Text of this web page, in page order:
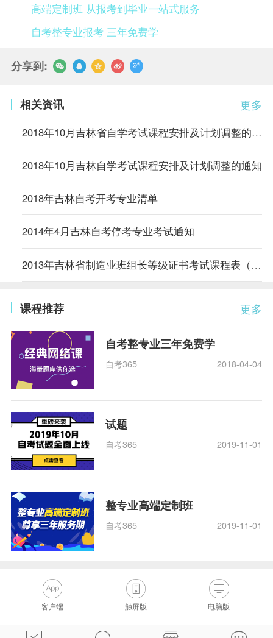
高端定制班 从报考到毕业一站式服务
自考整专业报考 三年免费学
分享到:
更多
相关资讯
2018年10月吉林省自学考试课程安排及计划调整的通知
2018年10月吉林自学考试课程安排及计划调整的通知
2018年吉林自考开考专业清单
2014年4月吉林自考停考专业考试通知
2013年吉林省制造业班组长等级证书考试课程表（续表八）
更多
课程推荐
自考整专业三年免费学
自考365 2018-04-04
试题
自考365 2019-11-01
整专业高端定制班
自考365 2019-11-01
客户端 触屏版 电脑版